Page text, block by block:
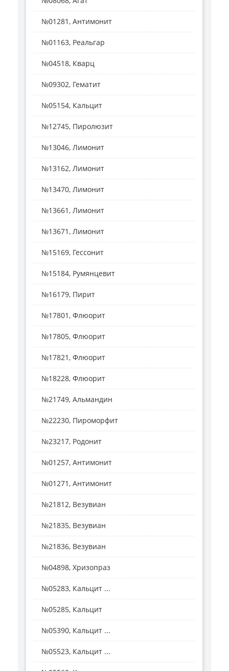
№01281, Антимонит
№01163, Реальгар
№04518, Кварц
№09302, Гематит
№05154, Кальцит
№12745, Пиролюзит
№13046, Лимонит
№13162, Лимонит
№13470, Лимонит
№13661, Лимонит
№13671, Лимонит
№15169, Гессонит
№15184, Румянцевит
№16179, Пирит
№17801, Флюорит
№17805, Флюорит
№17821, Флюорит
№18228, Флюорит
№21749, Альмандин
№22230, Пироморфит
№23217, Родонит
№01257, Антимонит
№01271, Антимонит
№21812, Везувиан
№21835, Везувиан
№21836, Везувиан
№04898, Хризопраз
№05283, Кальцит ...
№05285, Кальцит
№05390, Кальцит ...
№05523, Кальцит ...